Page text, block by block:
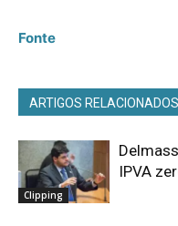
Fonte
ARTIGOS RELACIONADOS
Clipping
IPVA